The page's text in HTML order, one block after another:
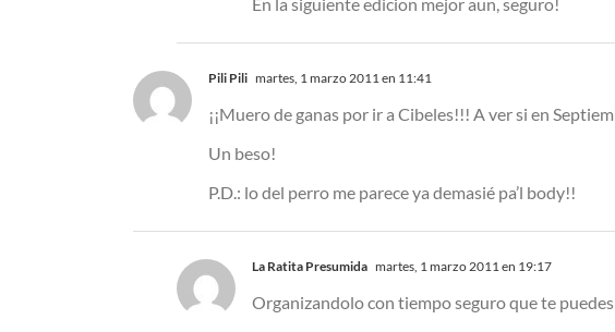
Pili Pili martes, 1 marzo 2011 en 11:41
¡¡Muero de ganas por ir a Cibeles!!! A ver si en
Un beso!
P.D.: lo del perro me parece ya demasié pa’l body!!
La Ratita Presumida martes, 1 marzo 2011 en 19:17
Organizandolo con tiempo seguro que te